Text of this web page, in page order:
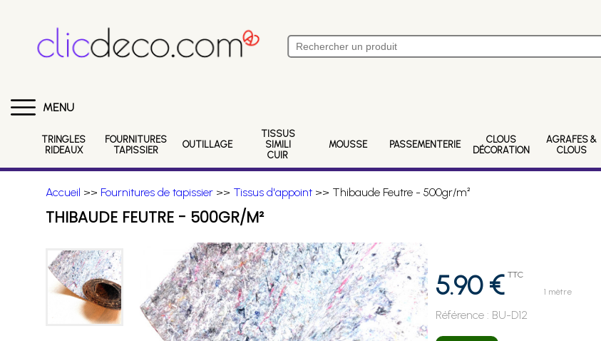
MENU
TRINGLES
RIDEAUX
FOURNITURES
TAPISSIER
OUTILLAGE
TISSUS
SIMILI
CUIR
MOUSSE PASSEMENTERIE
CLOUS
DÉCORATION
AGRAFES &
CLOUS
Accueil >> Fournitures de tapissier>> Tissus d'appoint>> Thibaude Feutre - 500gr/m²
THIBAUDE FEUTRE - 500GR/M²
5.90 € TTC
1 mètre
Référence : BU-D12